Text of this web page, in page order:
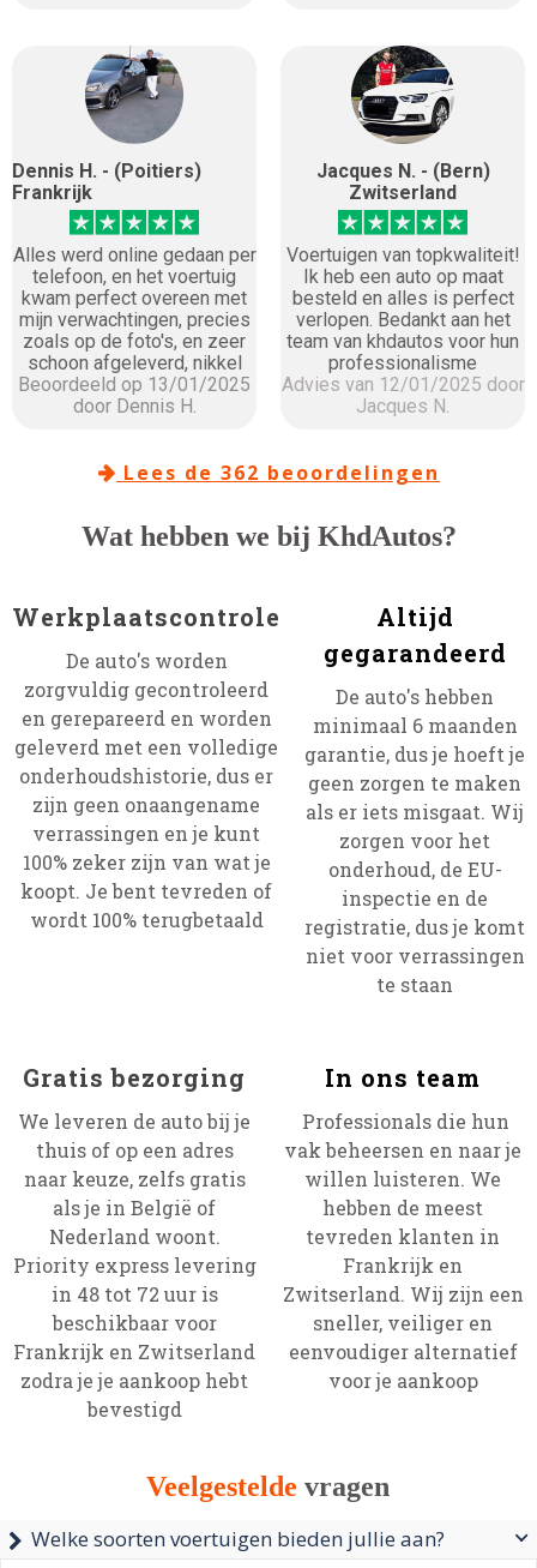
Dennis H. - (Poitiers)
Frankrijk
Alles werd online gedaan per
telefoon, en het voertuig
kwam perfect overeen met
mijn verwachtingen, precies
zoals op de foto's, en zeer
schoon afgeleverd, nikkel
Beoordeeld op 13/01/2025
door Dennis H.
Jacques N. - (Bern)
Zwitserland
Voertuigen van topkwaliteit!
Ik heb een auto op maat
besteld en alles is perfect
verlopen. Bedankt aan het
team van khdautos voor hun
professionalisme
Advies van 12/01/2025 door
Jacques N.
 Lees de 362 beoordelingen
Wat hebben we bij KhdAutos?
Werkplaatscontrole
De auto's worden
zorgvuldig gecontroleerd
en gerepareerd en worden
geleverd met een volledige
onderhoudshistorie, dus er
zijn geen onaangename
verrassingen en je kunt
100% zeker zijn van wat je
koopt. Je bent tevreden of
wordt 100% terugbetaald
Altijd
gegarandeerd
De auto's hebben
minimaal 6 maanden
garantie, dus je hoeft je
geen zorgen te maken
als er iets misgaat. Wij
zorgen voor het
onderhoud, de EU-
inspectie en de
registratie, dus je komt
niet voor verrassingen
te staan
Gratis bezorging
We leveren de auto bij je
thuis of op een adres
naar keuze, zelfs gratis
als je in België of
Nederland woont.
Priority express levering
in 48 tot 72 uur is
beschikbaar voor
Frankrijk en Zwitserland
zodra je je aankoop hebt
bevestigd
In ons team
Professionals die hun
vak beheersen en naar je
willen luisteren. We
hebben de meest
tevreden klanten in
Frankrijk en
Zwitserland. Wij zijn een
sneller, veiliger en
eenvoudiger alternatief
voor je aankoop
Veelgestelde vragen
 Welke soorten voertuigen bieden jullie aan?